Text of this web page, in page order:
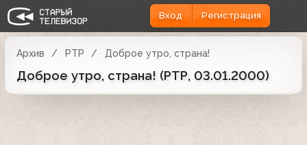
Вход Регистрация
Архив РТР Доброе утро, страна!
Доброе утро, страна! (РТР, 03.01.2000)